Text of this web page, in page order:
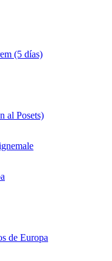
(5 días)
al Posets)
de Europa